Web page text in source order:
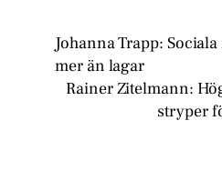
Johanna Trapp:
mer än lagar
Rainer Zitelmann:
stryper